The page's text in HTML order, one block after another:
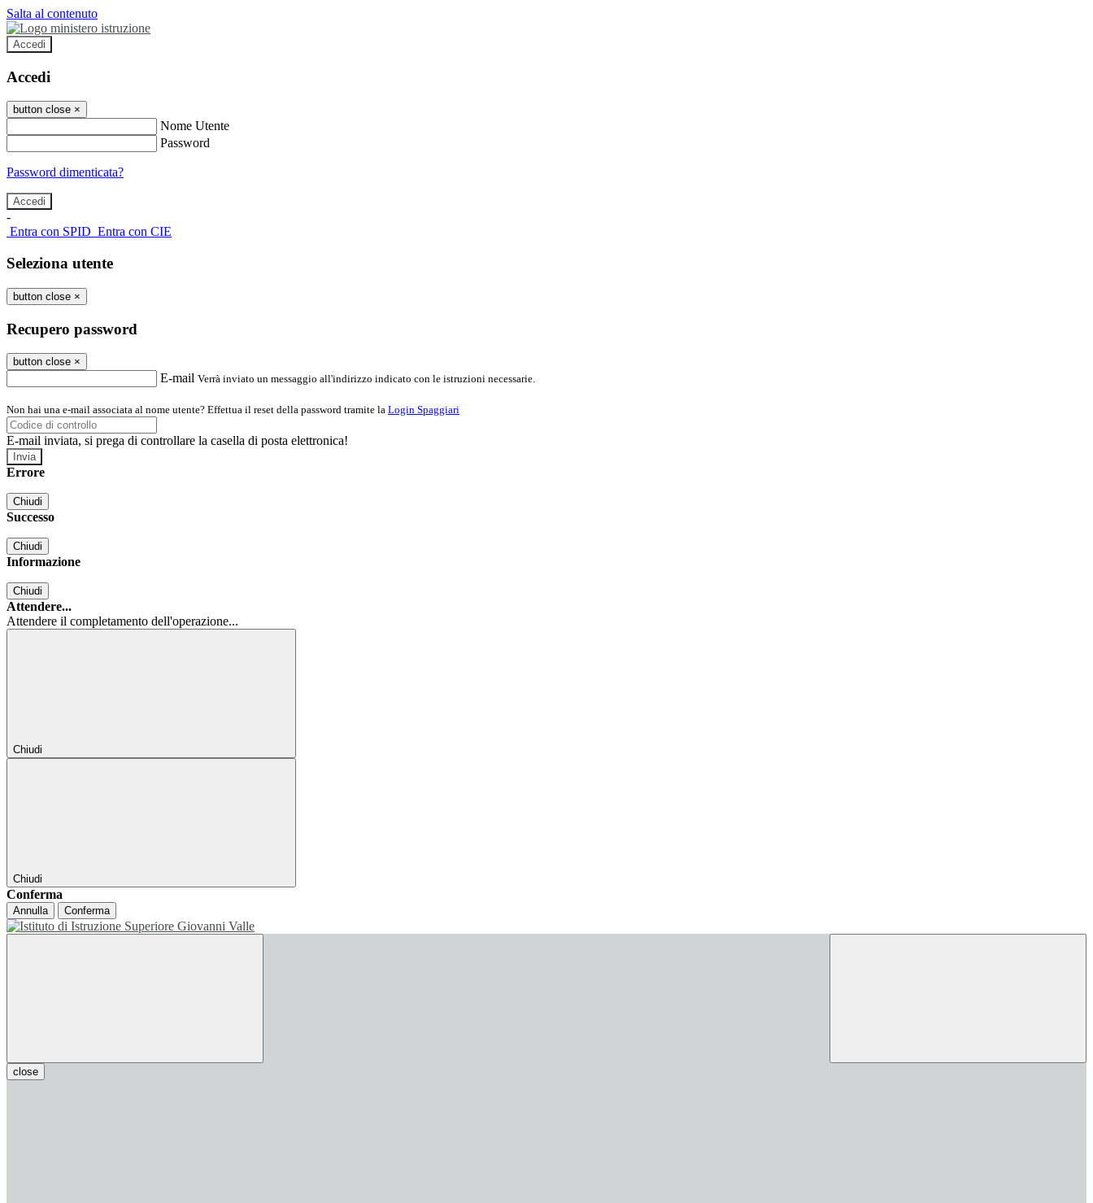
Salta al contenuto
Accedi
Accedi
button close ×
Nome Utente
Password
Password dimenticata?
-
Entra con SPID Entra con CIE
Seleziona utente
button close ×
Recupero password
button close ×
E-mail Verrà inviato un messaggio all'indirizzo indicato con le istruzioni necessarie.
Non hai una e-mail associata al nome utente? Effettua il reset della password tramite la Login Spaggiari
E-mail inviata, si prega di controllare la casella di posta elettronica!
Errore
Chiudi
Successo
Chiudi
Informazione
Chiudi
Attendere...
Attendere il completamento dell'operazione...
Chiudi
Chiudi
Conferma
Annulla Conferma
close